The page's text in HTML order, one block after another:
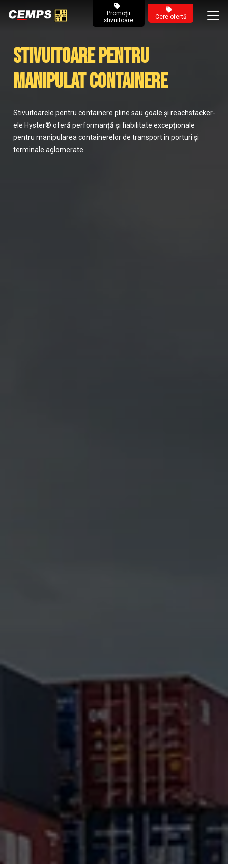
Promoții
stivuitoare
Cere ofertă
Stivuitoare pentru
manipulat containere
Stivuitoarele pentru containere pline sau goale și reachstacker-
ele Hyster® oferă performanță și fiabilitate excepționale
pentru manipularea containerelor de transport în porturi și
terminale aglomerate.